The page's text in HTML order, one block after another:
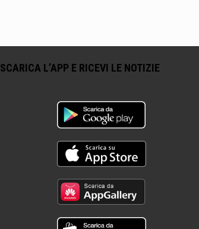
SCARICA L’APP E RICEVI LE NOTIZIE